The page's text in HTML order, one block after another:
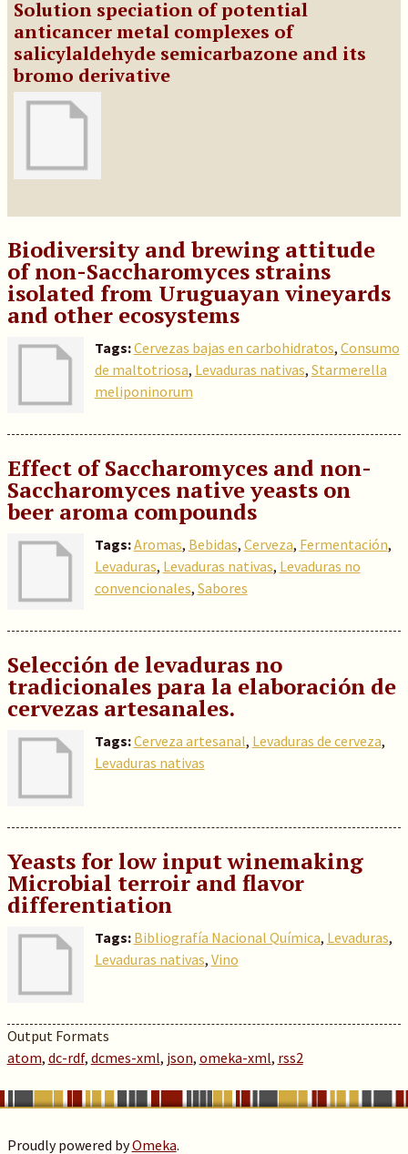
Solution speciation of potential
anticancer metal complexes of
salicylaldehyde semicarbazone and its
bromo derivative
Biodiversity and brewing attitude
of non-Saccharomyces strains
isolated from Uruguayan vineyards
and other ecosystems
Tags:Cervezas bajas en carbohidratos, Consumo
de maltotriosa, Levaduras nativas, Starmerella
meliponinorum
Effect of Saccharomyces and non-
Saccharomyces native yeasts on
beer aroma compounds
Tags:Aromas, Bebidas, Cerveza, Fermentación,
Levaduras, Levaduras nativas, Levaduras no
convencionales, Sabores
Selección de levaduras no
tradicionales para la elaboración de
cervezas artesanales.
Tags:Cerveza artesanal, Levaduras de cerveza,
Levaduras nativas
Yeasts for low input winemaking
Microbial terroir and flavor
differentiation
Tags: Bibliografía Nacional Química, Levaduras,
Levaduras nativas, Vino
Output Formats
atom, dc-rdf, dcmes-xml, json, omeka-xml, rss2
Proudly powered byOmeka.